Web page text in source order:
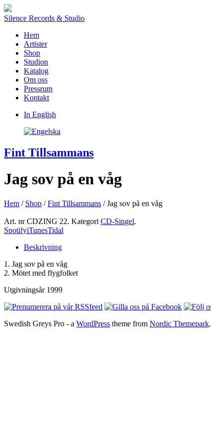
Silence Records & Studio
Hem
Artister
Shop
Studion
Katalog
Om oss
Pressrum
Kontakt
In English
Fint Tillsammans
Jag sov på en våg
Hem / Shop /Fint Tillsammans / Jag sov på en våg
Art. nrCDZING 22. Kategori CD-Singel.
SpotifyiTunesTidal
Beskrivning
1. Jag sov på en våg
2. Mötet med flygfolket
Utgivningsår 1999
Swedish Greys Pro - a WordPress theme from Nordic Themepark.